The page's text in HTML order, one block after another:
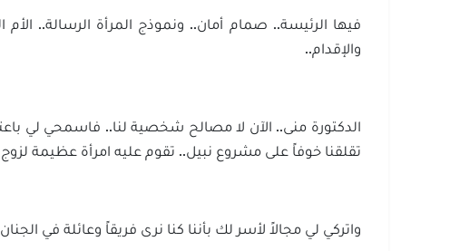
فيها الرئيسة.. صمام أمان.. ونموذج المرأة الرسالة..
والإقدام..
الدكتورة منى.. الآن لا مصالح شخصية لنا.. فاسمحي لي
تقلقنا خوفاً على مشروع نبيل.. تقوم عليه امرأة عظيمة لزوج
واتركي لي مجالاً لأسر لك بأننا كنا نرى فريقاً وعائلة في